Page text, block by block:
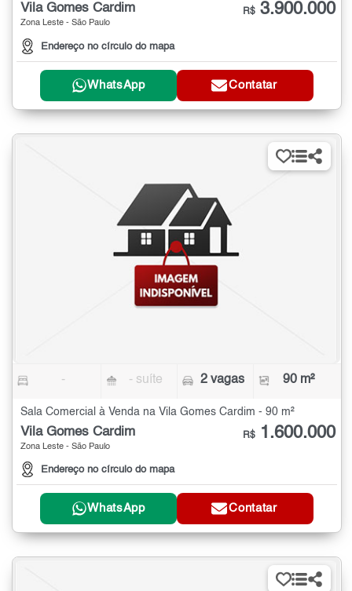
Vila Gomes Cardim
Zona Leste - São Paulo
Endereço no círculo do mapa
R$ 3.900.000
WhatsApp Contatar
- - suíte 2 vagas 90 m²
Sala Comercial à Venda na Vila Gomes Cardim - 90 m²
Vila Gomes Cardim
Zona Leste - São Paulo
Endereço no círculo do mapa
R$ 1.600.000
WhatsApp Contatar